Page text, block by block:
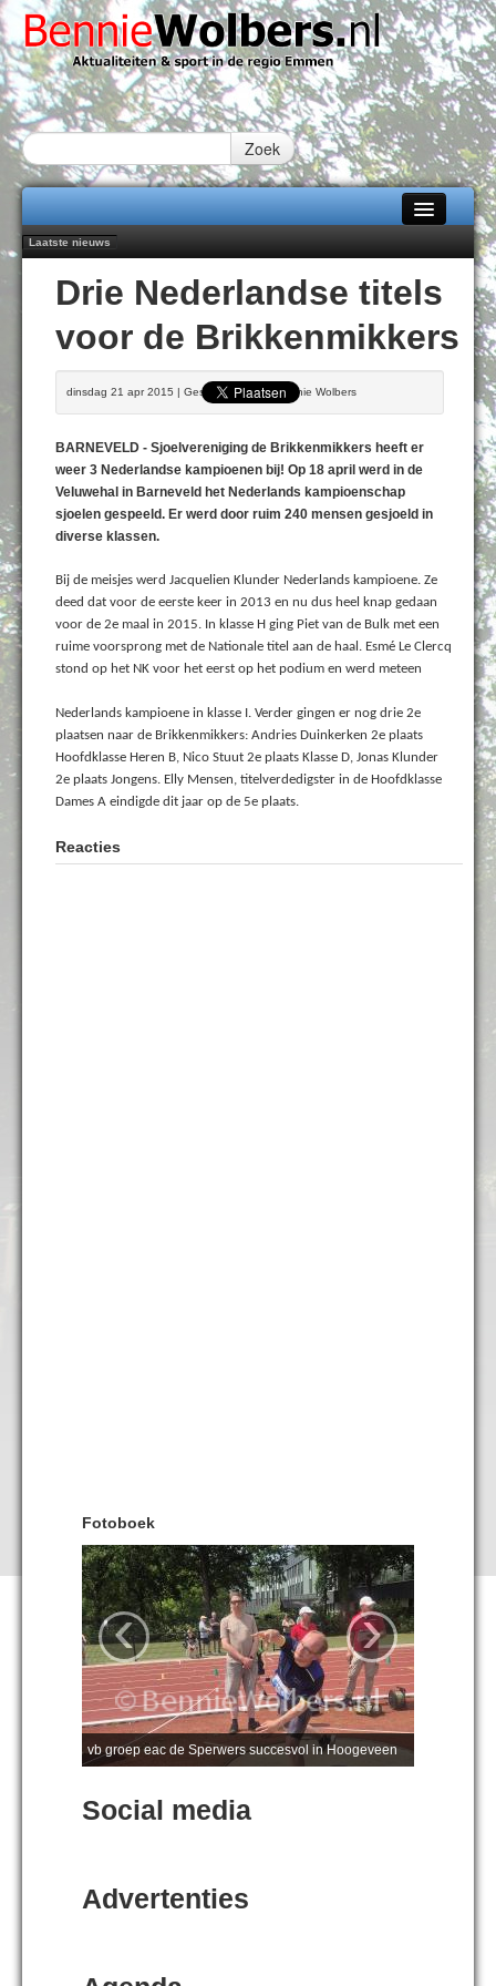
Zoek
Home
Alle categorieën
Over Bennie Wolbers
Fotoboek
Laatste nieuws
nieuwe rugsponsor
Najaar '26 staat live!
102 kaarsen voor eeuwling Mieke Sijbom-Maatje
Emmen wint op Open Dag overtuigend van Almere City
Treffer van Quispel bezorgt FC Emmen droomstart
Drie Nederlandse titels
voor de Brikkenmikkers
dinsdag 21 apr 2015 | Geschreven door Bennie Wolbers
BARNEVELD - Sjoelvereniging de Brikkenmikkers heeft er
weer 3 Nederlandse kampioenen bij! Op 18 april werd in de
Veluwehal in Barneveld het Nederlands kampioenschap
sjoelen gespeeld. Er werd door ruim 240 mensen gesjoeld in
diverse klassen.
Bij de meisjes werd Jacquelien Klunder Nederlands kampioene. Ze
deed dat voor de eerste keer in 2013 en nu dus heel knap gedaan
voor de 2e maal in 2015. In klasse H ging Piet van de Bulk met een
ruime voorsprong met de Nationale titel aan de haal. Esmé Le Clercq
stond op het NK voor het eerst op het podium en werd meteen
Nederlands kampioene in klasse I. Verder gingen er nog drie 2e
plaatsen naar de Brikkenmikkers: Andries Duinkerken 2e plaats
Hoofdklasse Heren B, Nico Stuut 2e plaats Klasse D, Jonas Klunder
2e plaats Jongens. Elly Mensen, titelverdedigster in de Hoofdklasse
Dames A eindigde dit jaar op de 5e plaats.
Reacties
Fotoboek
vb groep eac de Sperwers succesvol in Hoogeveen
‹ ›
Social media
Advertenties